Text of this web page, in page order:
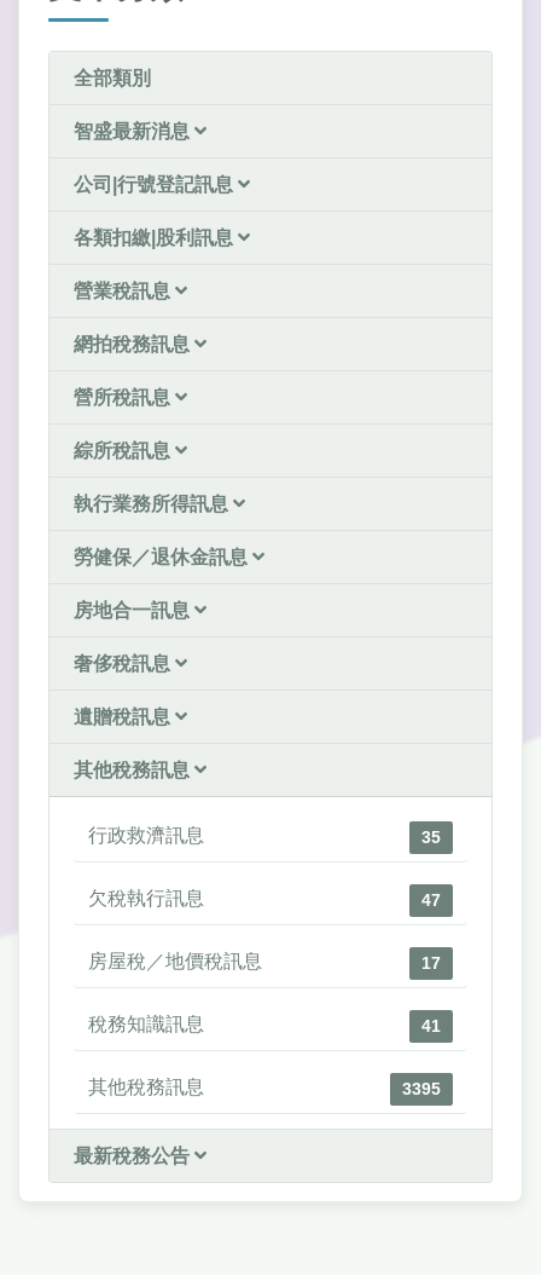
全部類別
智盛最新消息
公司|行號登記訊息
各類扣繳|股利訊息
營業稅訊息
網拍稅務訊息
營所稅訊息
綜所稅訊息
執行業務所得訊息
勞健保／退休金訊息
房地合一訊息
奢侈稅訊息
遺贈稅訊息
其他稅務訊息
行政救濟訊息 35
欠稅執行訊息 47
房屋稅／地價稅訊息 17
稅務知識訊息 41
其他稅務訊息 3395
最新稅務公告